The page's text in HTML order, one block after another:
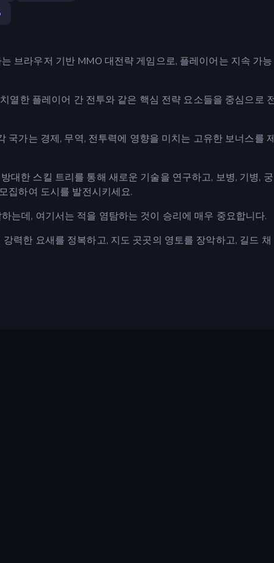
브라우저 기반 MMO 대전략 게임으로, 플레이어는 지속 가능
열한 플레이어 간 전투와 같은 핵심 전략 요소들을 중심으로
가는 경제, 무역, 전투력에 영향을 미치는 고유한 보너스를
대한 스킬 트리를 통해 새로운 기술을 연구하고, 보병, 기병, 궁
집하여 도시를 발전시키세요.
는데, 여기서는 적을 염탐하는 것이 승리에 매우 중요합니다.
력한 요새를 정복하고, 지도 곳곳의 영토를 장악하고, 길드 채